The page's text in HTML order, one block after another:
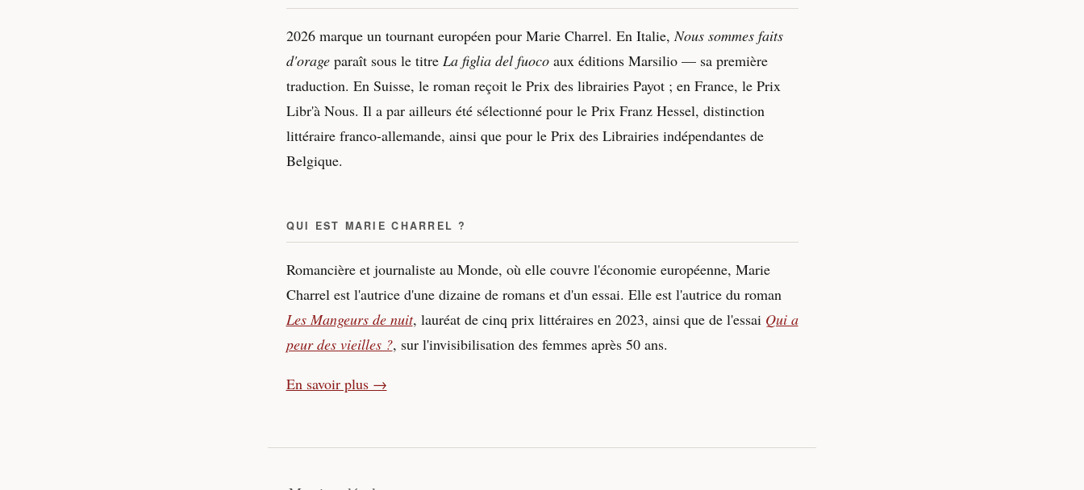
2026 marque un tournant européen pour Marie Charrel. En Italie, Nous sommes faits
d'orageparaît sous le titre La figlia del fuocoaux éditions Marsilio — sa première
traduction. En Suisse, le roman reçoit le Prix des librairies Payot ; en France, le Prix
Libr'à Nous. Il a par ailleurs été sélectionné pour le Prix Franz Hessel, distinction
littéraire franco-allemande, ainsi que pour le Prix des Librairies indépendantes de
Belgique.
QUI EST MARIE CHARREL ?
Romancière et journaliste au Monde, où elle couvre l'économie européenne, Marie
Charrel est l'autrice d'une dizaine de romans et d'un essai. Elle est l'autrice du roman
Les Mangeurs de nuit, lauréat de cinq prix littéraires en 2023, ainsi que de l'essai Qui a
peur des vieilles ?, sur l'invisibilisation des femmes après 50 ans.
En savoir plus →